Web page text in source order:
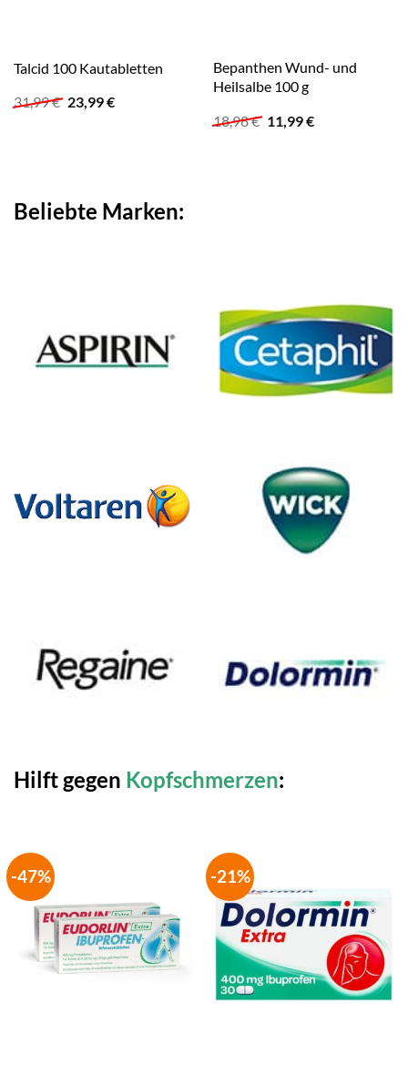
Talcid 100 Kautabletten
31,99€ Ursprünglicher
23,99€Aktueller
Bepanthen Wund- und
Heilsalbe 100 g
18,98€ Ursprünglicher
Preis
11,99€Aktueller
Beliebte Marken:
Hilft gegen Kopfschmerzen:
-47% -21%